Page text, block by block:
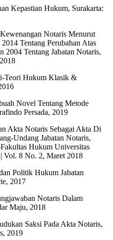
Kepastian Hukum, Surakarta:
Notaris Menurut
Tentang Perubahan Atas
2004 Tentang Jabatan Notaris,
Teori Hukum Klasik &
Novel Tentang Metode
Persada, 2019
Akta Notaris Sebagai Akta Di
Undang Jabatan Notaris,
Hukum Universitas
Vol. 8 No. 2, Maret 2018
Politik Hukum Jabatan
2017
Notaris Dalam
Maju, 2018
Saksi Pada Akta Notaris,
2019